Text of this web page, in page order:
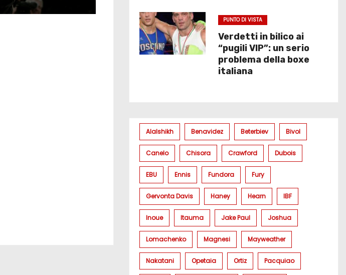
PUNTO DI VISTA
Verdetti in bilico ai
“pugili VIP”: un serio
problema della boxe
italiana
Alalshikh Benavidez Beterbiev Bivol
Canelo Chisora Crawford Dubois
EBU Ennis Fundora Fury
Gervonta Davis Haney Hearn IBF
Inoue Itauma Jake Paul Joshua
Lomachenko Magnesi Mayweather
Nakatani Opetaia Ortiz Pacquiao